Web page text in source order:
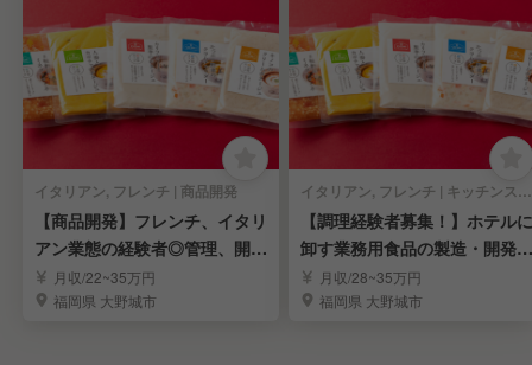
イタリアン, フレンチ | 商品開発
【商品開発】フレンチ、イタリ
アン業態の経験者◎管理、開発
部門の急募求人！
月収/22~35万円
福岡県 大野城市
イタリアン, フレンチ | キッチンスタッフ
【調理経験者募集！】ホテルに
卸す業務用食品の製造・開発を
一緒にしませんか？
月収/28~35万円
福岡県 大野城市